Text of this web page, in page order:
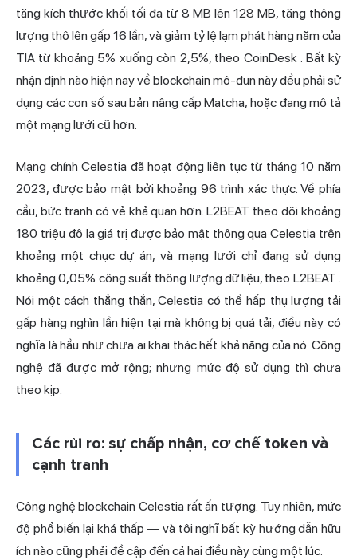
tăng kích thước khối tối đa từ 8 MB lên 128 MB, tăng thông
lượng thô lên gấp 16 lần, và giảm tỷ lệ lạm phát hàng năm của
TIA từ khoảng 5% xuống còn 2,5%, theo CoinDesk. Bất kỳ
nhận định nào hiện nay về blockchain mô-đun này đều phải sử
dụng các con số sau bản nâng cấp Matcha, hoặc đang mô tả
một mạng lưới cũ hơn.
Mạng chính Celestia đã hoạt động liên tục từ tháng 10 năm
2023, được bảo mật bởi khoảng 96 trình xác thực. Về phía
cầu, bức tranh có vẻ khả quan hơn. L2BEAT theo dõi khoảng
180 triệu đô la giá trị được bảo mật thông qua Celestia trên
khoảng một chục dự án, và mạng lưới chỉ đang sử dụng
khoảng 0,05% công suất thông lượng dữ liệu, theo L2BEAT .
Nói một cách thẳng thắn, Celestia có thể hấp thụ lượng tải
gấp hàng nghìn lần hiện tại mà không bị quá tải, điều này có
nghĩa là hầu như chưa ai khai thác hết khả năng của nó. Công
nghệ đã được mở rộng; nhưng mức độ sử dụng thì chưa
theo kịp.
Các rủi ro: sự chấp nhận, cơ chế token và
cạnh tranh
Công nghệ blockchain Celestia rất ấn tượng. Tuy nhiên, mức
độ phổ biến lại khá thấp — và tôi nghĩ bất kỳ hướng dẫn hữu
ích nào cũng phải đề cập đến cả hai điều này cùng một lúc.